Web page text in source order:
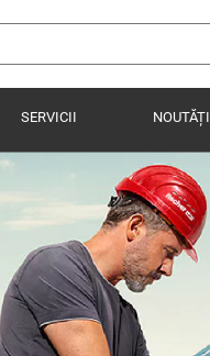
SERVICII NOUTĂȚI